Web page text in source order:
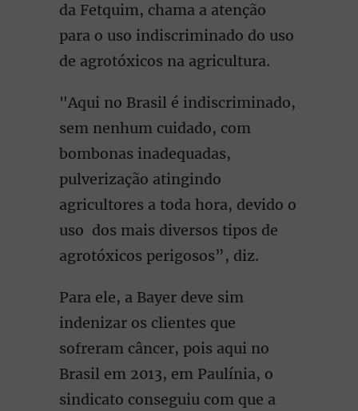
da Fetquim, chama a atenção
para o uso indiscriminado do uso
de agrotóxicos na agricultura.
"Aqui no Brasil é indiscriminado,
sem nenhum cuidado, com
bombonas inadequadas,
pulverização atingindo
agricultores a toda hora, devido o
uso dos mais diversos tipos de
agrotóxicos perigosos”, diz.
Para ele, a Bayer deve sim
indenizar os clientes que
sofreram câncer, pois aqui no
Brasil em 2013, em Paulínia, o
sindicato conseguiu com que a